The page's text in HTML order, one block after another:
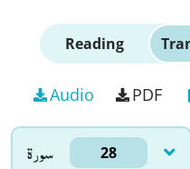
Reading
Audio PDF
سورۃ 28